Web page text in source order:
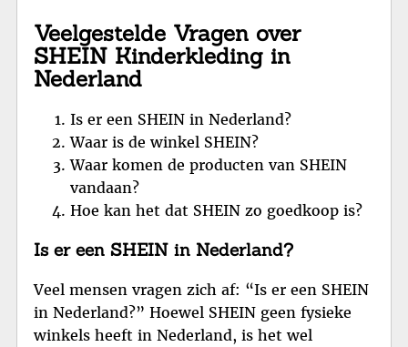
Veelgestelde Vragen over
SHEIN Kinderkleding in
Nederland
Is er een SHEIN in Nederland?
Waar is de winkel SHEIN?
Waar komen de producten van SHEIN
vandaan?
Hoe kan het dat SHEIN zo goedkoop is?
Is er een SHEIN in Nederland?
Veel mensen vragen zich af: “Is er een SHEIN
in Nederland?” Hoewel SHEIN geen fysieke
winkels heeft in Nederland, is het wel